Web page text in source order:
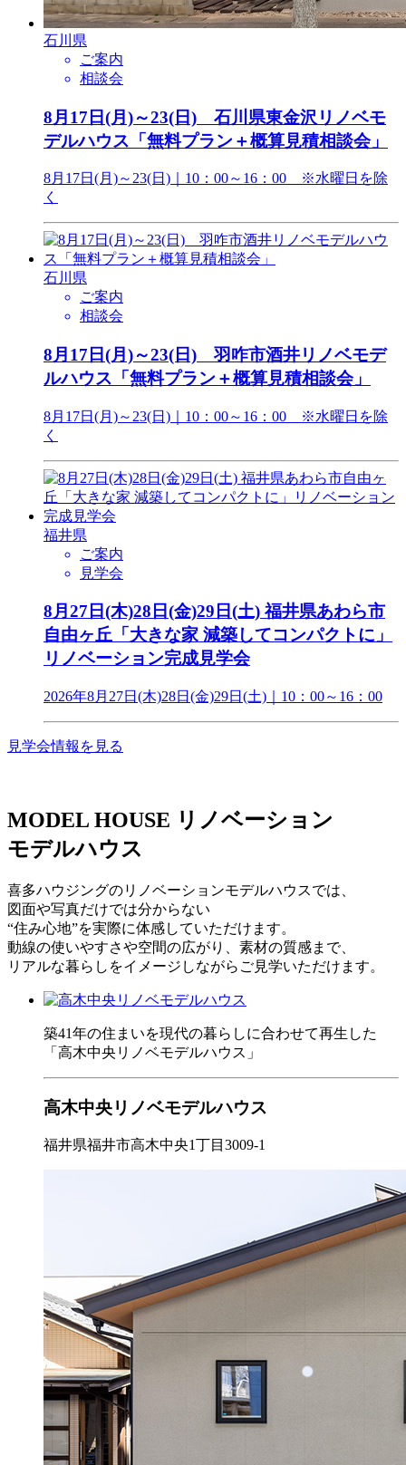
石川県
ご案内
相談会
8月17日(月)～23(日) 石川県東金沢リノベモ
デルハウス「無料プラン＋概算見積相談会」
8月17日(月)～23(日)｜10：00～16：00 ※水曜日を除
く
石川県
ご案内
相談会
8月17日(月)～23(日) 羽咋市酒井リノベモデ
ルハウス「無料プラン＋概算見積相談会」
8月17日(月)～23(日)｜10：00～16：00 ※水曜日を除
く
福井県
ご案内
見学会
8月27日(木)28日(金)29日(土) 福井県あわら市
自由ヶ丘「大きな家 減築してコンパクトに」
リノベーション完成見学会
2026年8月27日(木)28日(金)29日(土)｜10：00～16：00
見学会情報を見る
MODEL HOUSE リノベーション
モデルハウス
喜多ハウジングのリノベーションモデルハウスでは、
図面や写真だけでは分からない
“住み心地”を実際に体感していただけます。
動線の使いやすさや空間の広がり、素材の質感まで、
リアルな暮らしをイメージしながらご見学いただけます。
築41年の住まいを現代の暮らしに合わせて再生した
「高木中央リノベモデルハウス」
高木中央リノベモデルハウス
福井県福井市高木中央1丁目3009-1